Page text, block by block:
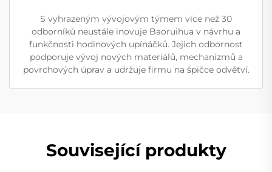
S vyhrazeným vývojovým týmem více než 30
odborníků neustále inovuje Baoruihua v návrhu a
funkčnosti hodinových upínáčků. Jejich odbornost
podporuje vývoj nových materiálů, mechanizmů a
povrchových úprav a udržuje firmu na špičce odvětví.
Související produkty